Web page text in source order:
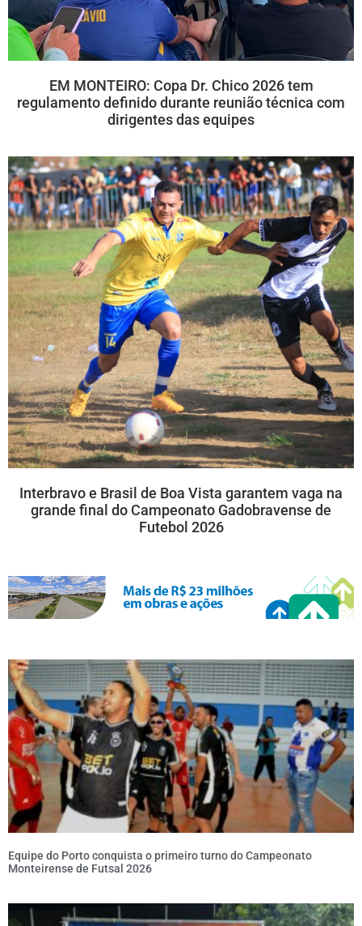
EM MONTEIRO: Copa Dr. Chico 2026 tem
regulamento definido durante reunião técnica com
dirigentes das equipes
Interbravo e Brasil de Boa Vista garantem vaga na
grande final do Campeonato Gadobravense de
Futebol 2026
Equipe do Porto conquista o primeiro turno do Campeonato
Monteirense de Futsal 2026